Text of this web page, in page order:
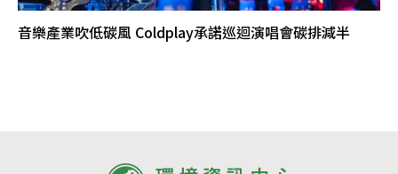
音樂產業吹低碳風 Coldplay承諾巡迴演唱會碳排減半